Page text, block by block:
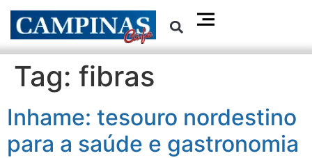
Tag: fibras
Inhame: tesouro nordestino
para a saúde e gastronomia